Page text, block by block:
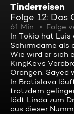
Tinderreisen
Folge 12: Das
61 Min. Folge
In Tokio hat Luis
Schirmdame als
Wie wird er sich
KingKevs
Orangen. Sayed
In Bratislava
trotzdem
lädt Linda zum
aus dieser